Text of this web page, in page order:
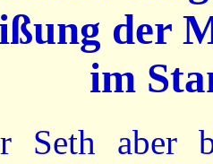
der
im
Seth aber